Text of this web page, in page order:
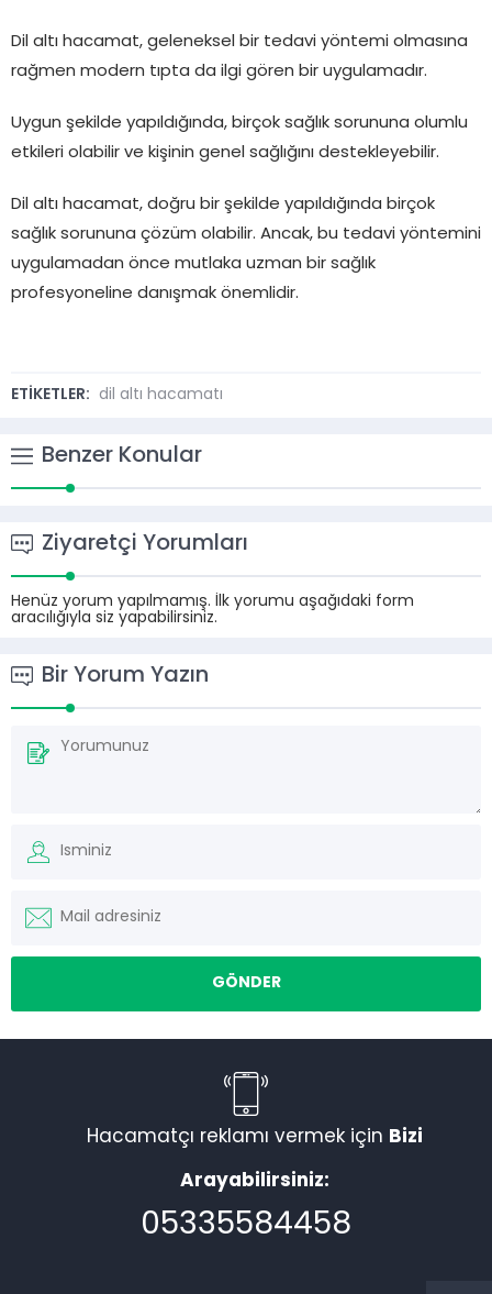
Dil altı hacamat, geleneksel bir tedavi yöntemi olmasına
rağmen modern tıpta da ilgi gören bir uygulamadır.
Uygun şekilde yapıldığında, birçok sağlık sorununa olumlu
etkileri olabilir ve kişinin genel sağlığını destekleyebilir.
Dil altı hacamat, doğru bir şekilde yapıldığında birçok
sağlık sorununa çözüm olabilir. Ancak, bu tedavi yöntemini
uygulamadan önce mutlaka uzman bir sağlık
profesyoneline danışmak önemlidir.
ETİKETLER: dil altı hacamatı
Benzer Konular
Ziyaretçi Yorumları
Henüz yorum yapılmamış. İlk yorumu aşağıdaki form
aracılığıyla siz yapabilirsiniz.
Bir Yorum Yazın
Hacamatçı reklamı vermek için Bizi
Arayabilirsiniz:
05335584458